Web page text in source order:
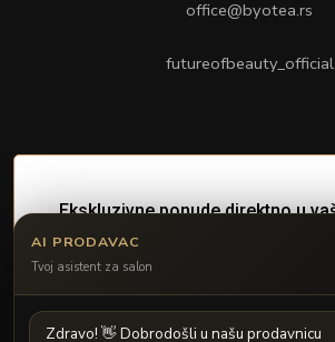
office@byotea.rs
futureofbeauty_official
AI PRODAVAC
Tvoj asistent za salon
Zdravo! Dobrodošli u našu prodavnicu